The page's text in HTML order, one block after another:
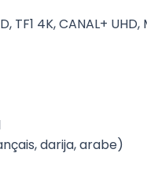
TF1 4K, CANAL+ UHD,
darija, arabe)